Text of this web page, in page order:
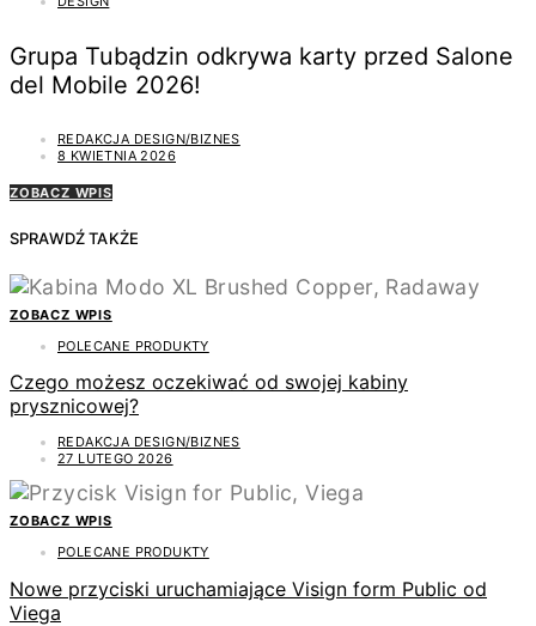
Grupa Tubądzin odkrywa karty przed Salone
del Mobile 2026!
REDAKCJA DESIGN/BIZNES
8 KWIETNIA 2026
ZOBACZ WPIS
SPRAWDŹ TAKŻE
ZOBACZ WPIS
POLECANE PRODUKTY
Czego możesz oczekiwać od swojej kabiny
prysznicowej?
REDAKCJA DESIGN/BIZNES
27 LUTEGO 2026
ZOBACZ WPIS
POLECANE PRODUKTY
Nowe przyciski uruchamiające Visign form Public od
Viega